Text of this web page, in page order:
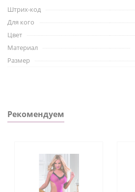
Штрих-код
Для кого
Цвет
Материал
Размер
Рекомендуем